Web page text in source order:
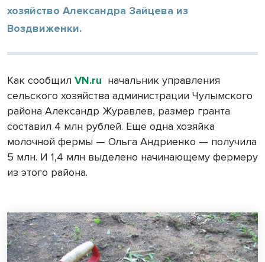
хозяйство Александра Зайцева из
Воздвиженки.
Как сообщил VN.ru начальник управления
сельского хозяйства администрации Чулымского
района Александр Журавлев, размер гранта
составил 4 млн рублей. Еще одна хозяйка
молочной фермы — Ольга Андриенко — получила
5 млн. И 1,4 млн выделено начинающему фермеру
из этого района.